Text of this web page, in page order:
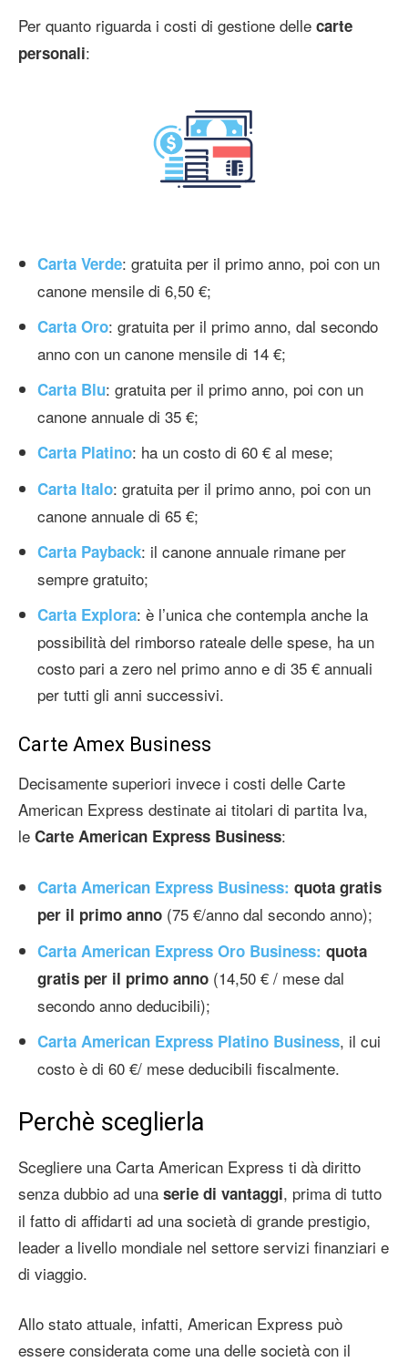
Per quanto riguarda i costi di gestione delle carte
personali:
Carta Verde: gratuita per il primo anno, poi con un
canone mensile di 6,50 €;
Carta Oro: gratuita per il primo anno, dal secondo
anno con un canone mensile di 14 €;
Carta Blu: gratuita per il primo anno, poi con un
canone annuale di 35 €;
Carta Platino: ha un costo di 60 € al mese;
Carta Italo: gratuita per il primo anno, poi con un
canone annuale di 65 €;
Carta Payback: il canone annuale rimane per
sempre gratuito;
Carta Explora: è l’unica che contempla anche la
possibilità del rimborso rateale delle spese, ha un
costo pari a zero nel primo anno e di 35 € annuali
per tutti gli anni successivi.
Carte Amex Business
Decisamente superiori invece i costi delle Carte
American Express destinate ai titolari di partita Iva,
le Carte American Express Business:
Carta American Express Business: quota gratis
per il primo anno (75 €/anno dal secondo anno);
Carta American Express Oro Business: quota
gratis per il primo anno (14,50 € / mese dal
secondo anno deducibili);
Carta American Express Platino Business, il cui
costo è di 60 €/ mese deducibili fiscalmente.
Perchè sceglierla
Scegliere una Carta American Express ti dà diritto
senza dubbio ad una serie di vantaggi, prima di tutto
il fatto di affidarti ad una società di grande prestigio,
leader a livello mondiale nel settore servizi finanziari e
di viaggio.
Allo stato attuale, infatti, American Express può
essere considerata come una delle società con il